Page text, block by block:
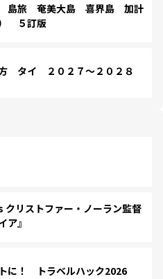
島旅 奄美大島 喜界島 加計
５訂版
タイ ２０２７～２０２８
リストファー・ノーラン監督
ア』
に！ トラベルハック2026